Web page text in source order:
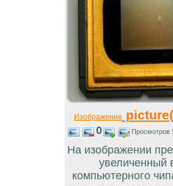
Изображение
0 Просмотров
На изображении
увеличенный
компьютерного